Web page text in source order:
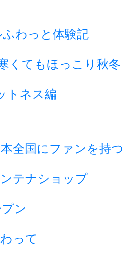
わっと体験記
くてもほっこり秋
トネス編
全国にファンを持
テナショップ
ン
って